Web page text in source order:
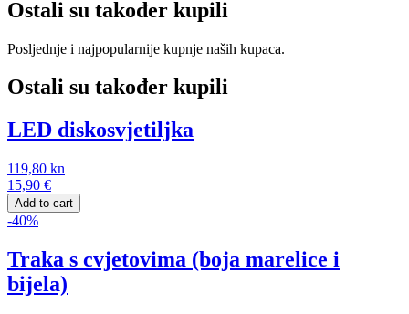
Ostali su također kupili
Posljednje i najpopularnije kupnje naših kupaca.
Ostali su također kupili
LED diskosvjetiljka
119,80 kn
15,90 €
Add to cart
-40%
Traka s cvjetovima (boja marelice i
bijela)